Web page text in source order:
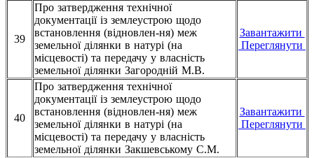
39
Про затвердження технічної
документації із землеустрою щодо
встановлення (відновлен-ня) меж
земельної ділянки в натурі (на
місцевості) та передачу у власність
земельної ділянки Загородній М.В.
Завантажити
Переглянути
40
Про затвердження технічної
документації із землеустрою щодо
встановлення (відновлен-ня) меж
земельної ділянки в натурі (на
місцевості) та передачу у власність
земельної ділянки Закшевському С.М.
Завантажити
Переглянути